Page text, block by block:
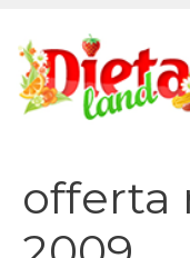
contenuto
offerta